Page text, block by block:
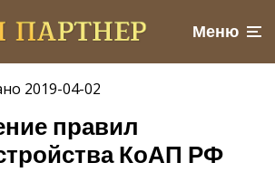
Меню
2019-04-02
правил
КоАП РФ